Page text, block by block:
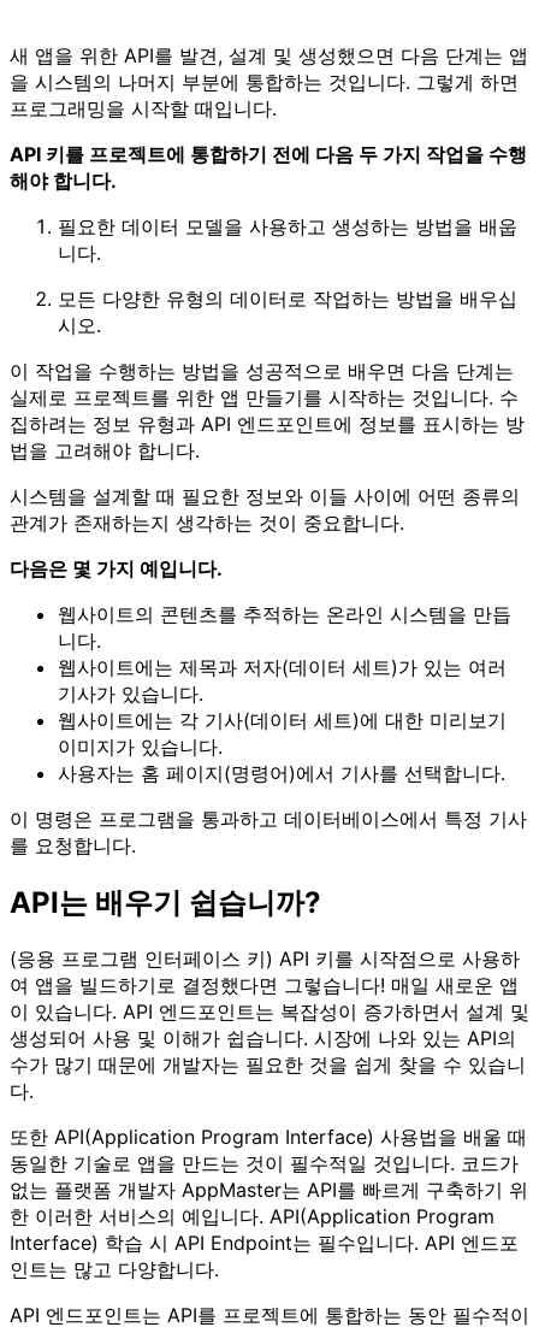
새 앱을 위한 API를 발견, 설계 및 생성했으면 다음 단계는 앱
을 시스템의 나머지 부분에 통합하는 것입니다. 그렇게 하면
프로그래밍을 시작할 때입니다.
API 키를 프로젝트에 통합하기 전에 다음 두 가지 작업을 수행
해야 합니다.
필요한 데이터 모델을 사용하고 생성하는 방법을 배웁
니다.
모든 다양한 유형의 데이터로 작업하는 방법을 배우십
시오.
이 작업을 수행하는 방법을 성공적으로 배우면 다음 단계는
실제로 프로젝트를 위한 앱 만들기를 시작하는 것입니다. 수
집하려는 정보 유형과 API 엔드포인트에 정보를 표시하는 방
법을 고려해야 합니다.
시스템을 설계할 때 필요한 정보와 이들 사이에 어떤 종류의
관계가 존재하는지 생각하는 것이 중요합니다.
다음은 몇 가지 예입니다.
웹사이트의 콘텐츠를 추적하는 온라인 시스템을 만듭
니다.
웹사이트에는 제목과 저자(데이터 세트)가 있는 여러
기사가 있습니다.
웹사이트에는 각 기사(데이터 세트)에 대한 미리보기
이미지가 있습니다.
사용자는 홈 페이지(명령어)에서 기사를 선택합니다.
이 명령은 프로그램을 통과하고 데이터베이스에서 특정 기사
를 요청합니다.
API는 배우기 쉽습니까?
(응용 프로그램 인터페이스 키) API 키를 시작점으로 사용하
여 앱을 빌드하기로 결정했다면 그렇습니다! 매일 새로운 앱
이 있습니다. API 엔드포인트는 복잡성이 증가하면서 설계 및
생성되어 사용 및 이해가 쉽습니다. 시장에 나와 있는 API의
수가 많기 때문에 개발자는 필요한 것을 쉽게 찾을 수 있습니
다.
또한 API(Application Program Interface) 사용법을 배울 때
동일한 기술로 앱을 만드는 것이 필수적일 것입니다. 코드가
없는 플랫폼 개발자 AppMaster는 API를 빠르게 구축하기 위
한 이러한 서비스의 예입니다. API(Application Program
Interface) 학습 시 API Endpoint는 필수입니다. API 엔드포
인트는 많고 다양합니다.
API 엔드포인트는 API를 프로젝트에 통합하는 동안 필수적이